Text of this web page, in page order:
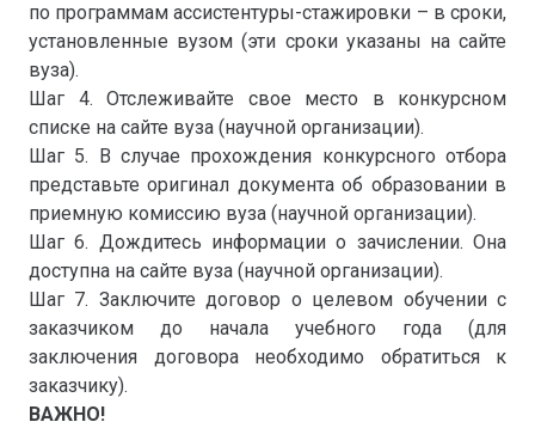
по программам ассистентуры-стажировки – в сроки,
установленные вузом (эти сроки указаны на сайте
вуза).
Шаг 4. Отслеживайте свое место в конкурсном
списке на сайте вуза (научной организации).
Шаг 5. В случае прохождения конкурсного отбора
представьте оригинал документа об образовании в
приемную комиссию вуза (научной организации).
Шаг 6. Дождитесь информации о зачислении. Она
доступна на сайте вуза (научной организации).
Шаг 7. Заключите договор о целевом обучении с
заказчиком до начала учебного года (для
заключения договора необходимо обратиться к
заказчику).
ВАЖНО!